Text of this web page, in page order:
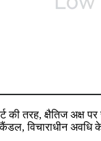
की तरह, क्षैतिज अक्ष
विचाराधीन अवधि के